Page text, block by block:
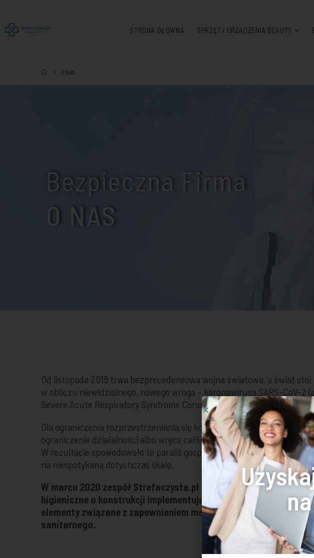
STRONA GŁÓWNA SPRZĘT I URZĄDZENIA BEAUTY
O NAS
Bezpieczna Firma
O NAS
Od listopada 2019 trwa bezprecedensowa wojna światowa, a świat stoi
w obliczu niewidzialnego, nowego wroga – koronawirusa SARS-CoV-2
Severe Acute Respiratory Syndrome CoronaVirus 2).
Dla ograniczenia rozprzestrzeniania się koronowirusa konieczne było
ograniczenie działalności albo wręcz całkowite zamknięcie wielu firm.
W rezultacie spowodowało to paraliż gospodarczo-społeczny
na niespotykaną dotychczas skalę.
W marcu 2020 zespół Strefaczysta.pl zaprojektował stacje
higieniczne o konstrukcji implementującej wszystkie pożądane
elementy związane z zapewnieniem maksymalnego
sanitarnego.